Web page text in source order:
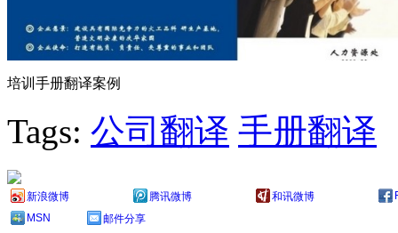
培训手册翻译案例
Tags: 公司翻译 手册翻译
新浪微博 腾讯微博 和讯微博
MSN
邮件分享